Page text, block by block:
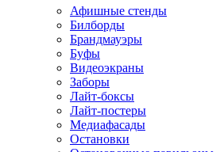
Афишные стенды
Билборды
Брандмауэры
Буфы
Видеоэкраны
Заборы
Лайт-боксы
Лайт-постеры
Медиафасады
Остановки